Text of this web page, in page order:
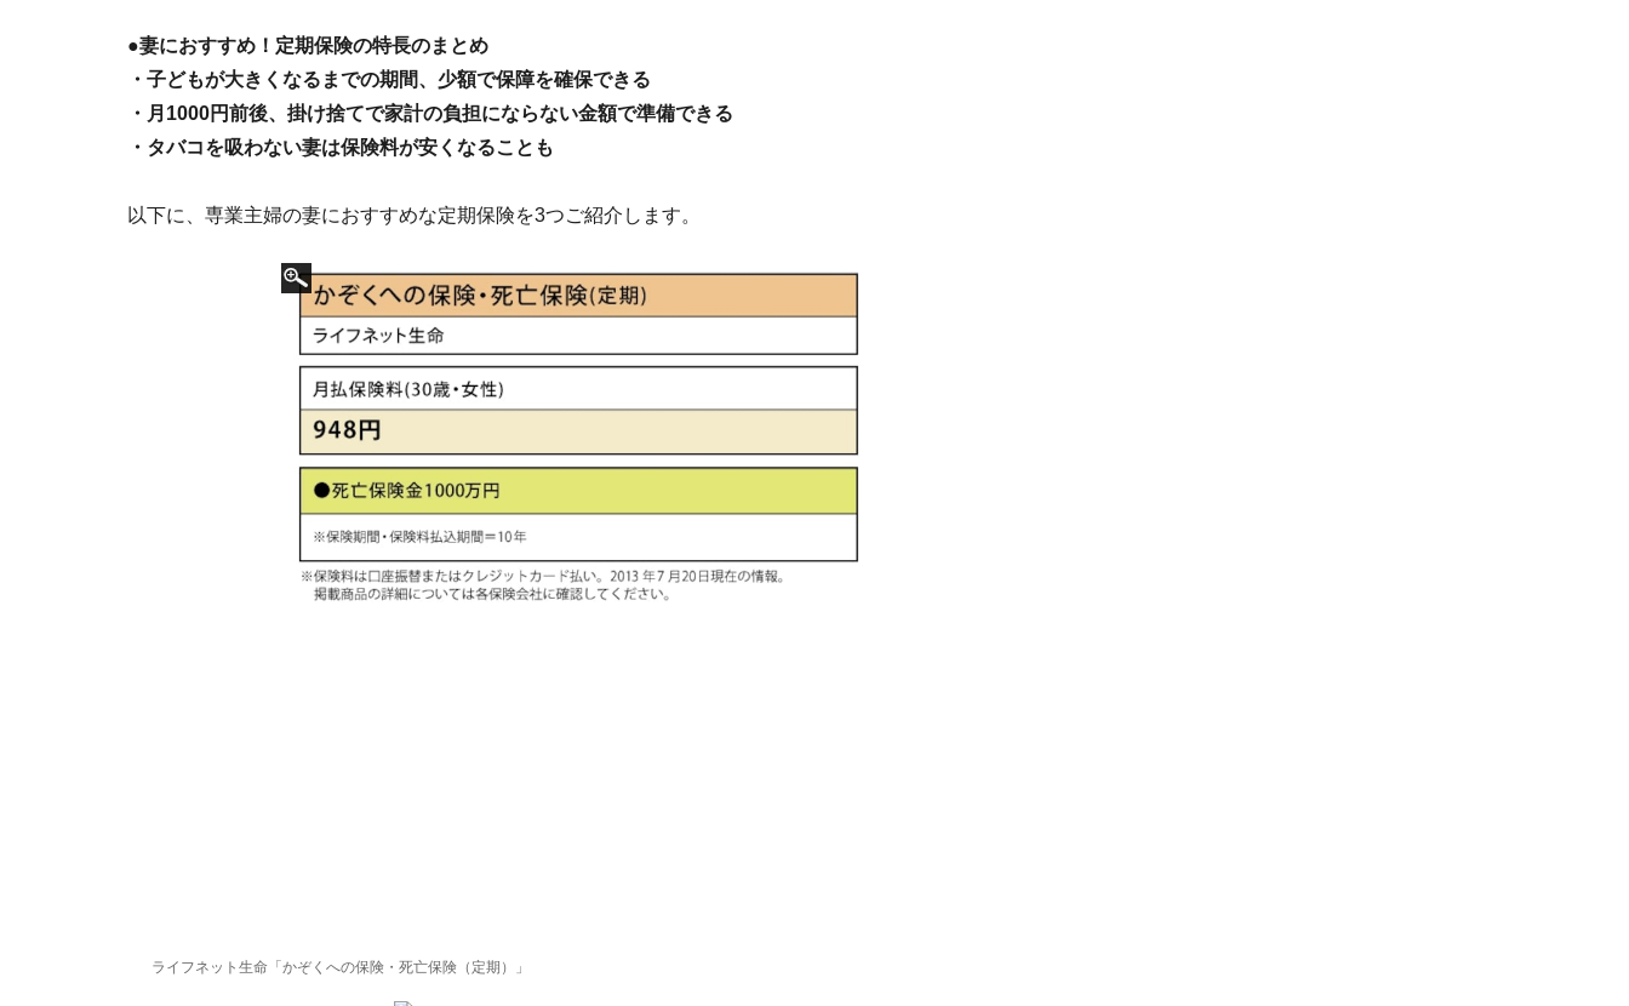
●妻におすすめ！定期保険の特長のまとめ
・子どもが大きくなるまでの期間、少額で保障を確保できる
・月1000円前後、掛け捨てで家計の負担にならない金額で準備できる
・タバコを吸わない妻は保険料が安くなることも
以下に、専業主婦の妻におすすめな定期保険を3つご紹介します。
ライフネット生命「かぞくへの保険・死亡保険（定期）」